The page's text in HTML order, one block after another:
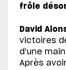
frôle
David
victoires
d'une
Après